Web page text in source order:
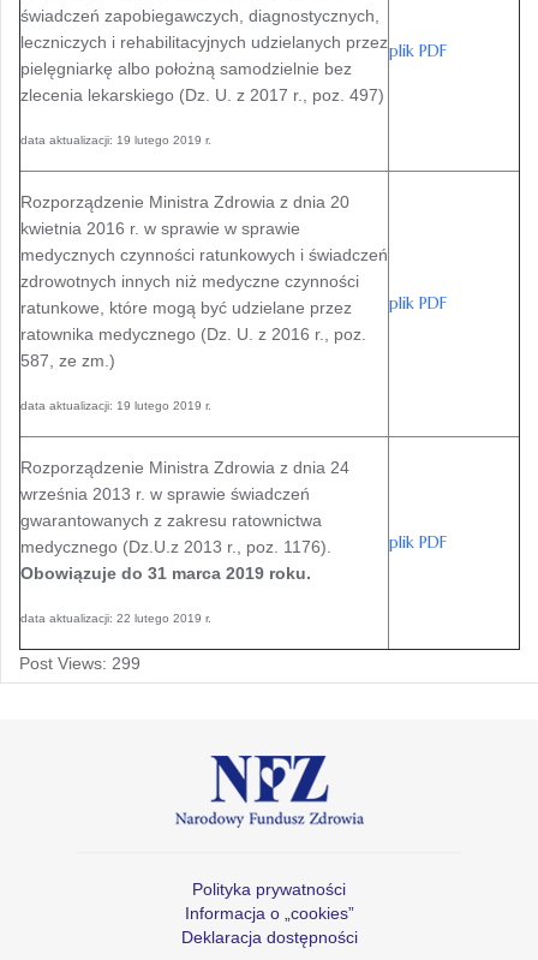
świadczeń zapobiegawczych, diagnostycznych,
leczniczych i rehabilitacyjnych udzielanych przez
pielęgniarkę albo położną samodzielnie bez
zlecenia lekarskiego (Dz. U. z 2017 r., poz. 497)
data aktualizacji: 19 lutego 2019 r.
plik PDF
Rozporządzenie Ministra Zdrowia z dnia 20
kwietnia 2016 r. w sprawie w sprawie
medycznych czynności ratunkowych i świadczeń
zdrowotnych innych niż medyczne czynności
ratunkowe, które mogą być udzielane przez
ratownika medycznego (Dz. U. z 2016 r., poz.
587, ze zm.)
data aktualizacji: 19 lutego 2019 r.
plik PDF
Rozporządzenie Ministra Zdrowia z dnia 24
września 2013 r. w sprawie świadczeń
gwarantowanych z zakresu ratownictwa
medycznego (Dz.U.z 2013 r., poz. 1176).
Obowiązuje do 31 marca 2019 roku.
data aktualizacji: 22 lutego 2019 r.
plik PDF
Post Views: 299
Polityka prywatności
Informacja o „cookies”
Deklaracja dostępności